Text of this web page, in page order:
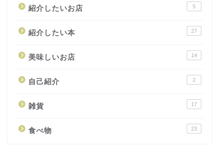
紹介したいお店 5
紹介したい本 27
美味しいお店 14
自己紹介 2
雑貨 17
食べ物 23